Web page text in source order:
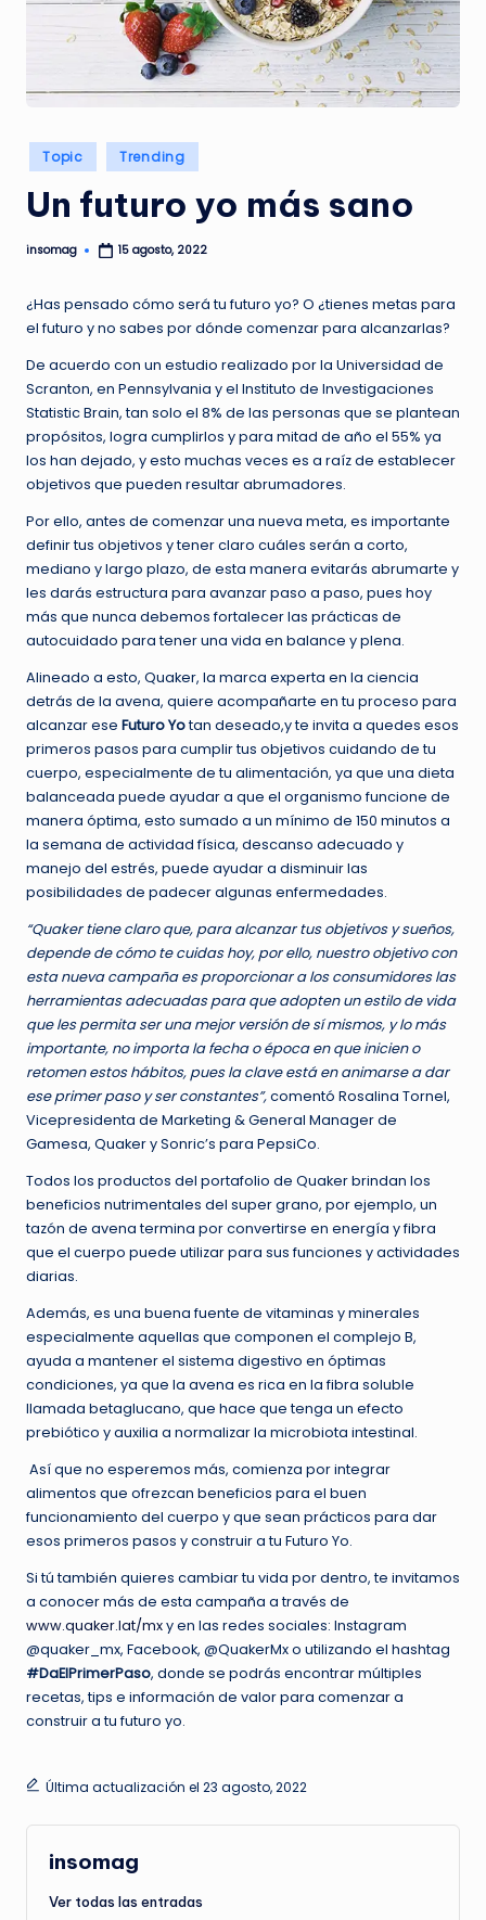
N
E
Publicado
en
Topic Trending
Un futuro yo más sano
Publicado
insomag 15 agosto, 2022
¿Has pensado cómo será tu futuro yo? O ¿tienes metas para
el futuro y no sabes por dónde comenzar para alcanzarlas?
De acuerdo con un estudio realizado por la Universidad de
Scranton, en Pennsylvania y el Instituto de Investigaciones
Statistic Brain, tan solo el 8% de las personas que se plantean
propósitos, logra cumplirlos y para mitad de año el 55% ya
los han dejado, y esto muchas veces es a raíz de establecer
objetivos que pueden resultar abrumadores.
Por ello, antes de comenzar una nueva meta, es importante
definir tus objetivos y tener claro cuáles serán a corto,
mediano y largo plazo, de esta manera evitarás abrumarte y
les darás estructura para avanzar paso a paso, pues hoy
más que nunca debemos fortalecer las prácticas de
autocuidado para tener una vida en balance y plena.
Alineado a esto, Quaker, la marca experta en la ciencia
detrás de la avena, quiere acompañarte en tu proceso para
alcanzar ese Futuro Yotan deseado,y te invita a quedes esos
primeros pasos para cumplir tus objetivos cuidando de tu
cuerpo, especialmente de tu alimentación, ya que una dieta
balanceada puede ayudar a que el organismo funcione de
manera óptima, esto sumado a un mínimo de 150 minutos a
la semana de actividad física, descanso adecuado y
manejo del estrés, puede ayudar a disminuir las
posibilidades de padecer algunas enfermedades.
“Quaker tiene claro que, para alcanzar tus objetivos y sueños,
depende de cómo te cuidas hoy, por ello, nuestro objetivo con
esta nueva campaña es proporcionar a los consumidores las
herramientas adecuadas para que adopten un estilo de vida
que les permita ser una mejor versión de sí mismos, y lo más
importante, no importa la fecha o época en que inicien o
retomen estos hábitos, pues la clave está en animarse a dar
ese primer paso y ser constantes”,comentó Rosalina Tornel,
Vicepresidenta de Marketing & General Manager de
Gamesa, Quaker y Sonric’s para PepsiCo.
Todos los productos del portafolio de Quaker brindan los
beneficios nutrimentales del super grano, por ejemplo, un
tazón de avena termina por convertirse en energía y fibra
que el cuerpo puede utilizar para sus funciones y actividades
diarias.
Además, es una buena fuente de vitaminas y minerales
especialmente aquellas que componen el complejo B,
ayuda a mantener el sistema digestivo en óptimas
condiciones, ya que la avena es rica en la fibra soluble
llamada betaglucano, que hace que tenga un efecto
prebiótico y auxilia a normalizar la microbiota intestinal.
Así que no esperemos más, comienza por integrar
alimentos que ofrezcan beneficios para el buen
funcionamiento del cuerpo y que sean prácticos para dar
esos primeros pasos y construir a tu Futuro Yo.
Si tú también quieres cambiar tu vida por dentro, te invitamos
a conocer más de esta campaña a través de
www.quaker.lat/mxy en las redes sociales: Instagram
@quaker_mx, Facebook, @QuakerMx o utilizando el hashtag
#DaElPrimerPaso, donde se podrás encontrar múltiples
recetas, tips e información de valor para comenzar a
construir a tu futuro yo.
Última actualización el 23 agosto, 2022
insomag
Ver todas las entradas